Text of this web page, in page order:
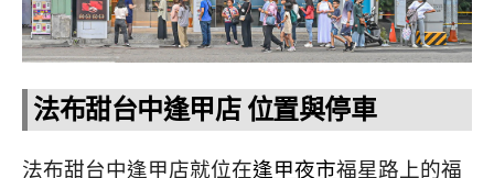
法布甜台中逢甲店 位置與停車
法布甜台中逢甲店就位在逢甲夜市福星路上的福